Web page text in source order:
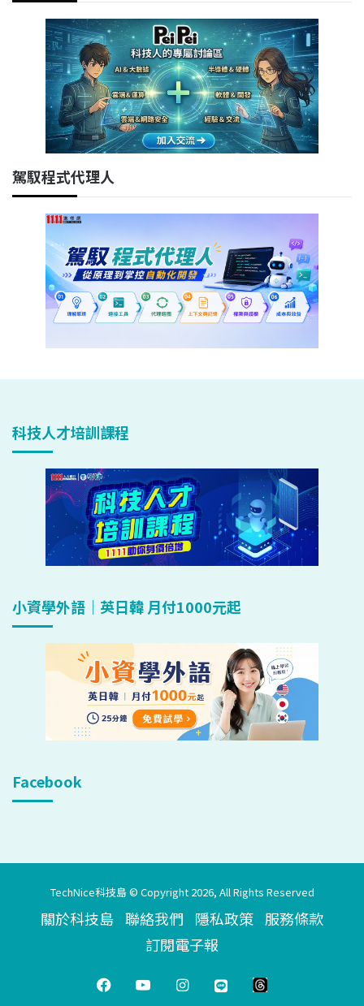
駕馭程式代理人
科技人才培訓課程
小資學外語｜英日韓 月付1000元起
Facebook
TechNice科技島 © Copyright 2026, All Rights Reserved
關於科技島 聯絡我們 隱私政策 服務條款
訂閱電子報